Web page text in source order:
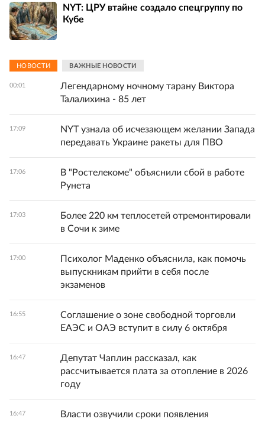
NYT: ЦРУ втайне создало спецгруппу по
Кубе
НОВОСТИ ВАЖНЫЕ НОВОСТИ
00:01
Легендарному ночному тарану Виктора
Талалихина - 85 лет
17:09
NYT узнала об исчезающем желании Запада
передавать Украине ракеты для ПВО
17:06
В "Ростелекоме" объяснили сбой в работе
Рунета
17:03
Более 220 км теплосетей отремонтировали
в Сочи к зиме
17:00
Психолог Маденко объяснила, как помочь
выпускникам прийти в себя после
экзаменов
16:55
Соглашение о зоне свободной торговли
ЕАЭС и ОАЭ вступит в силу 6 октября
16:47
Депутат Чаплин рассказал, как
рассчитывается плата за отопление в 2026
году
16:47
Власти озвучили сроки появления